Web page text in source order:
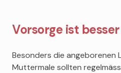
Vorsorge ist
Besonders die angeborenen
Muttermale sollten